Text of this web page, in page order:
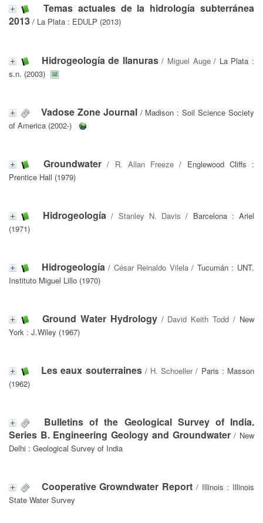
Temas actuales de la hidrología subterránea
2013 / La Plata : EDULP (2013)
Hidrogeología de llanuras/ Miguel Auge/ La Plata :
s.n. (2003)
Vadose Zone Journal/ Madison : Soil Science Society
of America (2002-)
Groundwater / R. Allan Freeze / Englewood Cliffs :
Prentice Hall (1979)
Hidrogeología / Stanley N. Davis / Barcelona : Ariel
(1971)
Hidrogeología/ César Reinaldo Vilela/ Tucumán : UNT.
Instituto Miguel Lillo (1970)
Ground Water Hydrology/ David Keith Todd / New
York : J.Wiley (1967)
Les eaux souterraines/ H. Schoeller/ Paris : Masson
(1962)
Bulletins of the Geological Survey of India.
Series B. Engineering Geology and Groundwater/ New
Delhi : Geological Survey of India
Cooperative Growndwater Report / Illinois : Illinois
State Water Survey